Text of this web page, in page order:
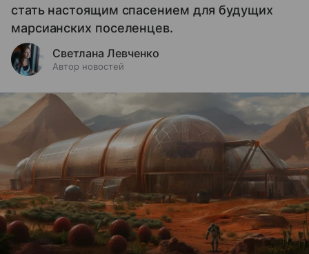
стать настоящим спасением для будущих
марсианских поселенцев.
Светлана Левченко
Автор новостей